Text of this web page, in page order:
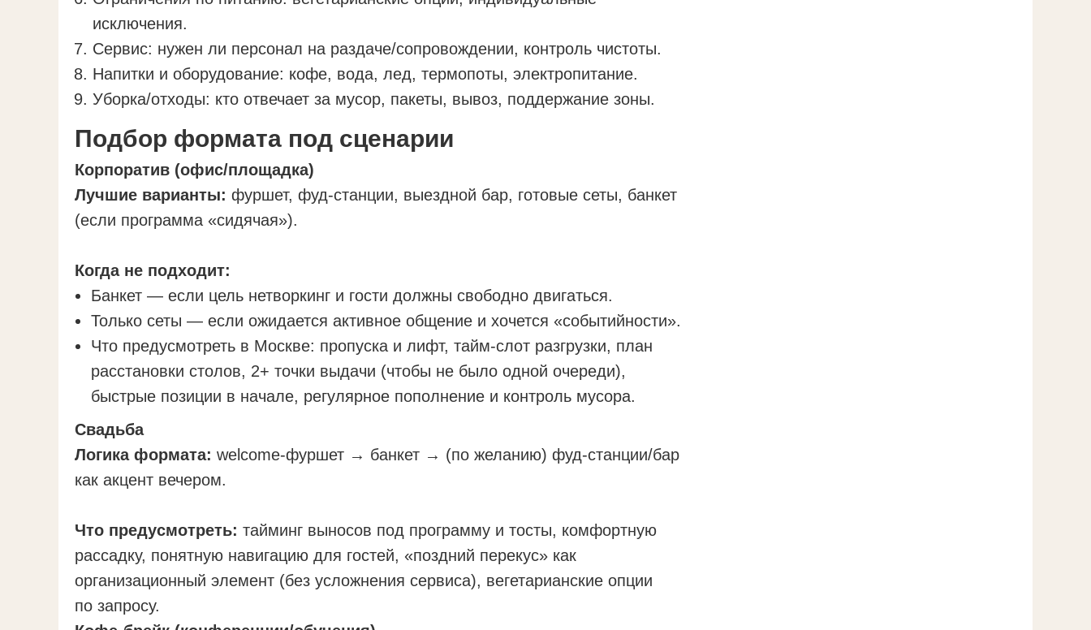
исключения.
Сервис: нужен ли персонал на раздаче/сопровождении, контроль чистоты.
Напитки и оборудование: кофе, вода, лед, термопоты, электропитание.
Уборка/отходы: кто отвечает за мусор, пакеты, вывоз, поддержание зоны.
Подбор формата под сценарии
Корпоратив (офис/площадка)
Лучшие варианты: фуршет, фуд-станции, выездной бар, готовые сеты, банкет
(если программа «сидячая»).
Когда не подходит:
Банкет — если цель нетворкинг и гости должны свободно двигаться.
Только сеты — если ожидается активное общение и хочется «событийности».
Что предусмотреть в Москве: пропуска и лифт, тайм-слот разгрузки, план
расстановки столов, 2+ точки выдачи (чтобы не было одной очереди),
быстрые позиции в начале, регулярное пополнение и контроль мусора.
Свадьба
Логика формата: welcome-фуршет → банкет → (по желанию) фуд-станции/бар
как акцент вечером.
Что предусмотреть: тайминг выносов под программу и тосты, комфортную
рассадку, понятную навигацию для гостей, «поздний перекус» как
организационный элемент (без усложнения сервиса), вегетарианские опции
по запросу.